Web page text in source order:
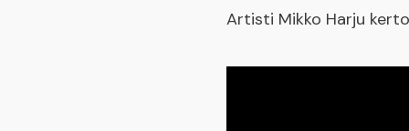
Artisti Mikko Harju